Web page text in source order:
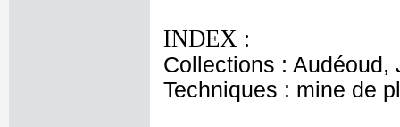
INDEX :
Collections : Audéoud,
Techniques : mine de